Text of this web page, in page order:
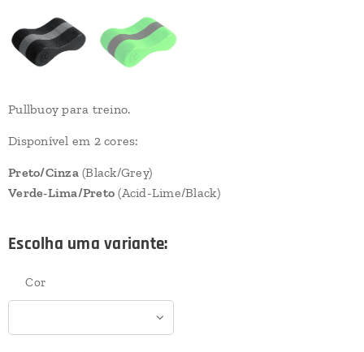
Pullbuoy para treino.
Disponível em 2 cores:
Preto/Cinza(Black/Grey)
Verde-Lima/Preto (Acid-Lime/Black)
Escolha uma variante:
Cor